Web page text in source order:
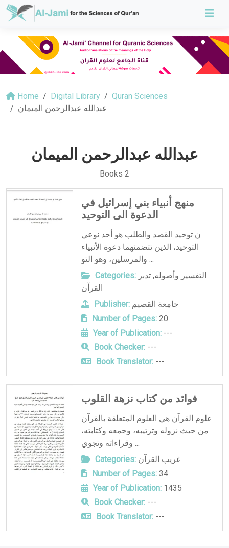
Home Digital Library
Quran Sciences
عبدالله عبدالرحمن الميمان
عبدالله عبدالرحمن الميمان
Books 2
منهج أنبياء بني إسرائيل في
الدعوة الى التوحيد
ن توحيد القصد والطلب هو أحد نوعي
التوحيد، الذين تتضمنهما دعوة الأنبياء
والمرسلين، وهو التو ...
Categories:
التفسير وأصوله,تدبر
القرآن
Publisher: جامعة القصيم
Number of Pages:20
Year of Publication:---
Book Checker:---
Book Translator:---
فوائد من كتاب نزهة القلوب
علوم القرآن هي العلوم المتعلقة بالقرآن
من حيث نزوله وترتيبه، وجمعه وكتابته،
وقراءاته وتجوي ...
Categories: غريب القرآن
Number of Pages:34
Year of Publication:1435
Book Checker:---
Book Translator:---